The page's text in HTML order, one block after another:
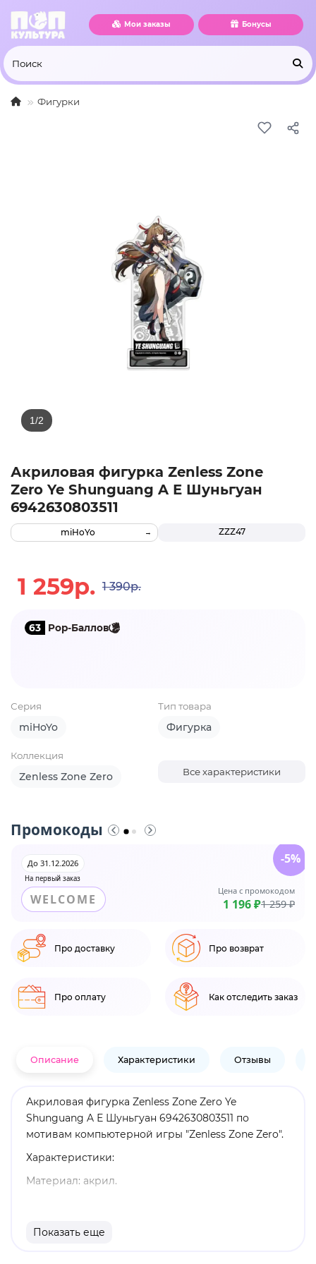
Мои заказы Бонусы
Фигурки
Акриловая фигурка Zenless Zone
Zero Ye Shunguang A Е Шуньгуан
6942630803511
ZZZ47
miHoYo
1 259р. 1 390р.
63 Pop-Баллов
Серия
miHoYo
Тип товара
Фигурка
Коллекция
Zenless Zone Zero Все характеристики
Промокоды
На первый заказ
До 31.12.2026
WELCOME
Цена с промокодом
1 196 ₽1 259 ₽
-5%
Про доставку Про возврат
Про оплату Как отследить заказ
Описание Характеристики Отзывы
Акриловая фигурка Zenless Zone Zero Ye
Shunguang A Е Шуньгуан 6942630803511 по
мотивам компьютерной игры "Zenless Zone Zero".
Характеристики:
Материал: акрил.
Оригинальный и официально лицензированный
Показать еще